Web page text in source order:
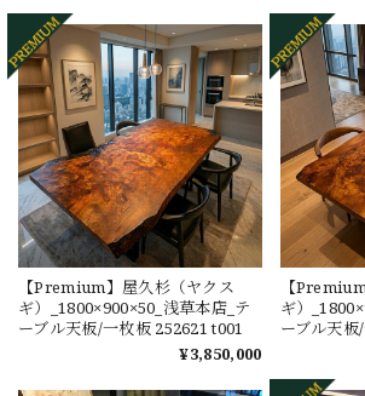
【Premium】屋久杉（ヤクス
ギ）_1800×900×50_浅草本店_テ
ーブル天板/一枚板 252621 t001
¥3,850,000
【
ギ）
ーブル天